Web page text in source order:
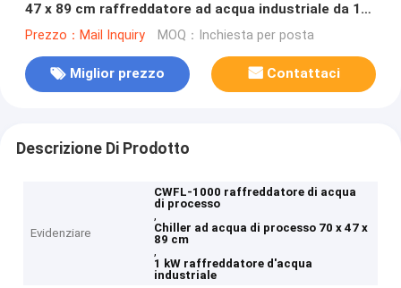
47 x 89 cm raffreddatore ad acqua industriale da 1
kW
Prezzo：Mail Inquiry MOQ：Inchiesta per posta
Miglior prezzo Contattaci
Descrizione Di Prodotto
Evidenziare
CWFL-1000 raffreddatore di acqua
di processo
,
Chiller ad acqua di processo 70 x 47 x
89 cm
,
1 kW raffreddatore d'acqua
industriale